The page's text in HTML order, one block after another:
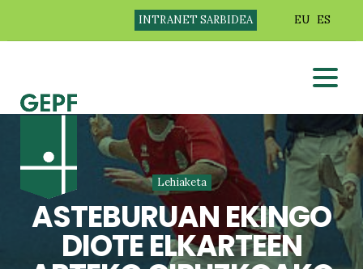
INTRANET SARBIDEA EU ES
Lehiaketa
ASTEBURUAN EKINGO
DIOTE ELKARTEEN